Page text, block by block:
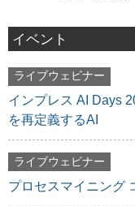
イベント
ライブウェビナー
インプレス AI Days
を再定義するAI
ライブウェビナー
プロセスマイニング